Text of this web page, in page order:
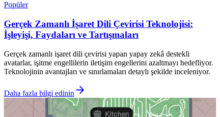
Popüler
Gerçek Zamanlı İşaret Dili Çevirisi Teknolojisi:
İşleyişi, Faydaları ve Tartışmaları
Gerçek zamanlı işaret dili çevirisi yapan yapay zekâ destekli
avatarlar, işitme engellilerin iletişim engellerini azaltmayı hedefliyor.
Teknolojinin avantajları ve sınırlamaları detaylı şekilde inceleniyor.
Daha fazla bilgi edinin